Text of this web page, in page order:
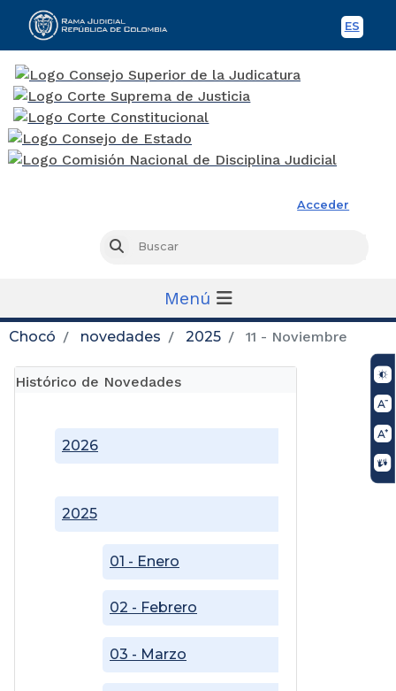
ES
Acceder
Buscar
Menú
Chocó novedades 2025 11 - Noviembre
Histórico de Novedades
2025
01 - Enero
02 - Febrero
03 - Marzo
2026